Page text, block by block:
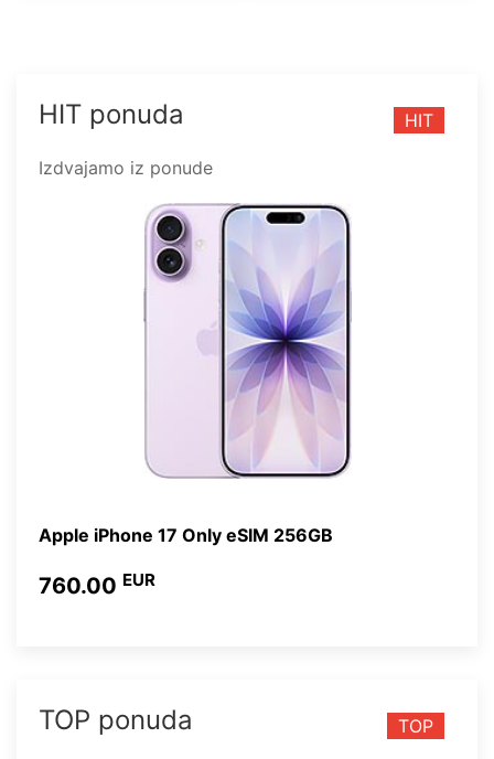
HIT
HIT ponuda
Izdvajamo iz ponude
Apple iPhone 17 Only eSIM 256GB
760.00 EUR
TOP
TOP ponuda